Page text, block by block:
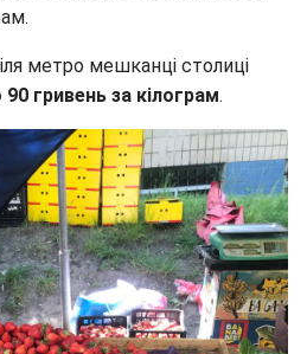
метро мешканці столиці
90 гривень за кілограм.